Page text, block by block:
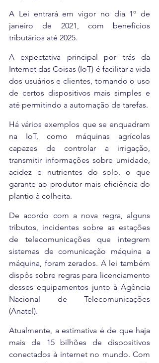
A Lei entrará em vigor no dia 1º de
janeiro de 2021, com benefícios
tributários até 2025.
A expectativa principal por trás da
Internet das Coisas (IoT) é facilitar a vida
dos usuários e clientes, tornando o uso
de certos dispositivos mais simples e
até permitindo a automação de tarefas.
Há vários exemplos que se enquadram
na IoT, como máquinas agrícolas
capazes de controlar a irrigação,
transmitir informações sobre umidade,
acidez e nutrientes do solo, o que
garante ao produtor mais eficiência do
plantio à colheita.
De acordo com a nova regra, alguns
tributos, incidentes sobre as estações
de telecomunicações que integrem
sistemas de comunicação máquina a
máquina, foram zerados. A lei também
dispôs sobre regras para licenciamento
desses equipamentos junto à Agência
Nacional de Telecomunicações
(Anatel).
Atualmente, a estimativa é de que haja
mais de 15 bilhões de dispositivos
conectados à internet no mundo. Com